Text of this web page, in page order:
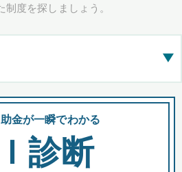
度を探しましょう。
▶
めて表示
金が一瞬でわかる
診断